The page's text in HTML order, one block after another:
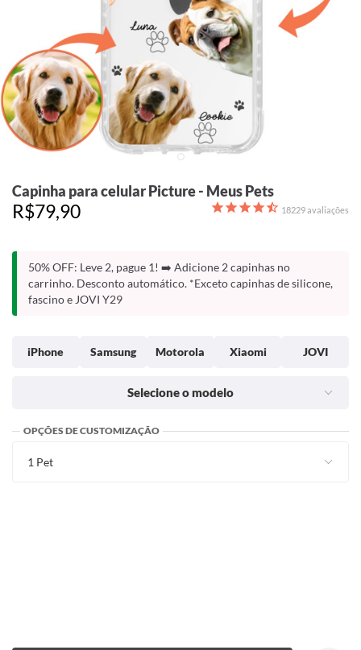
Capinha para celular Picture - Meus Pets
R$79,90 18229avaliações
50% OFF: Leve 2, pague 1! ➡️ Adicione 2 capinhas no
carrinho. Desconto automático. *Exceto capinhas de silicone,
fascino e JOVI Y29
iPhone Samsung Motorola Xiaomi JOVI
Selecione o modelo